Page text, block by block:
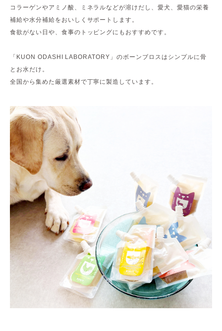
コラーゲンやアミノ酸、ミネラルなどが溶けだし、愛犬、愛猫の栄養
補給や水分補給をおいしくサポートします。
食欲がない日や、食事のトッピングにもおすすめです。
「KUON ODASHI LABORATORY」のボーンブロスはシンプルに骨
とお水だけ。
全国から集めた厳選素材で丁寧に製造しています。